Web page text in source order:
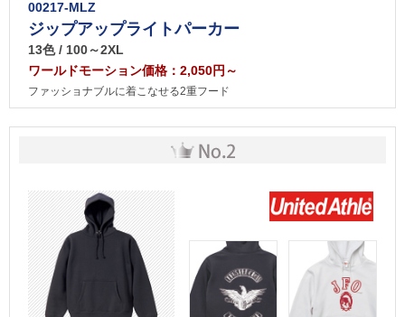
00217-MLZ
ジップアップライトパーカー
13色 / 100～2XL
ワールドモーション価格：2,050円～
ファッショナブルに着こなせる2重フード